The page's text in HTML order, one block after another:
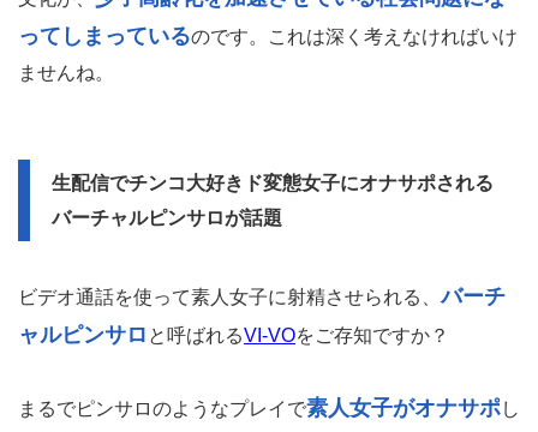
ってしまっているのです。これは深く考えなければいけ
ませんね。
生配信でチンコ大好きド変態女子にオナサポされる
バーチャルピンサロが話題
ビデオ通話を使って素人女子に射精させられる、バーチ
ャルピンサロ と呼ばれるVI-VOをご存知ですか？
まるでピンサロのようなプレイで素人女子がオナサポし